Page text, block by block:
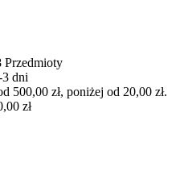
Przedmioty
dni
500,00 zł, poniżej od 20,00 zł.
zł